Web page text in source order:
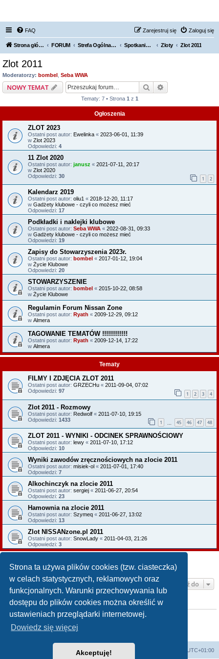
Strona ta używa plików cookies (tzw. ciasteczka)
w celach statystycznych, reklamowych oraz
funkcjonalnych. Warunki przechowywania lub
dostępu do plików cookies można określić w
ustawieniach przeglądarki internetowej.
Dowiedz się więcej
Akceptuję!
FAQ Zaloguj się
Zarejestruj się
Strona główna KLUBU FORUM Strefa Ogólna Forum Nissan Zone Spotkania / Grupy Regionalne Zloty Zlot 2011
Zlot 2011
Moderatorzy: bombel Seba WWA
NOWY TEMAT Szukaj
Tematy: 7 • Strona 1 z 1
Ogłoszenia
ZLOT 2023
Ostatni post autor: Ewelinka « 2023-06-01, 11:39
w Zlot 2023
Odpowiedzi: 4
11 Zlot 2020
Ostatni post autor: janusz « 2021-07-11, 20:17
w Zlot 2020
Odpowiedzi: 30 1 2
Kalendarz 2019
Ostatni post autor: oliu1 « 2018-12-20, 11:17
w Gadżety klubowe - czyli co możesz mieć
Odpowiedzi: 17
Podkładki i naklejki klubowe
Ostatni post autor: Seba WWA « 2022-08-31, 09:33
w Gadżety klubowe - czyli co możesz mieć
Odpowiedzi: 19
Zapisy do Stowarzyszenia 2023r.
Ostatni post autor: bombel « 2017-01-12, 19:04
w Życie Klubowe
Odpowiedzi: 20
STOWARZYSZENIE
Ostatni post autor: bombel « 2015-10-22, 08:58
w Życie Klubowe
Regulamin Forum Nissan Zone
Ostatni post autor: Ryath « 2009-12-29, 09:12
w Almera
TAGOWANIE TEMATÓW !!!!!!!!!!!!!
Ostatni post autor: Ryath « 2009-12-14, 17:22
w Almera
Tematy
FILMY I ZDJĘCIA ZLOT 2011
Ostatni post autor: GRZECHu « 2011-09-04, 07:02
Odpowiedzi: 97 1 2 3 4
Zlot 2011 - Rozmowy
Ostatni post autor: Redwolf « 2011-07-10, 19:15
Odpowiedzi: 1433 1 45 46 47 48
ZLOT 2011 - WYNIKI - ODCINEK SPRAWNOŚCIOWY
Ostatni post autor: lewy « 2011-07-10, 17:12
Odpowiedzi: 10
Wyniki zawodów zręcznościowych na zlocie 2011
Ostatni post autor: misiek-ol « 2011-07-01, 17:40
Odpowiedzi: 7
Alkochinczyk na zlocie 2011
Ostatni post autor: sergiej « 2011-06-27, 20:54
Odpowiedzi: 23
Hamownia na zlocie 2011
Ostatni post autor: Szymeq « 2011-06-27, 13:02
Odpowiedzi: 13
Zlot NISSANzone.pl 2011
Ostatni post autor: SnowLady « 2011-04-03, 21:26
Odpowiedzi: 3
Tematy: 7 • Strona1z1
Przejdź do
TWOJE UPRAWNIENIA NA TYM FORUM
Nie możesztworzyć nowych tematów
Nie możeszzmieniać swoich postów
FORUM UTC+01:00